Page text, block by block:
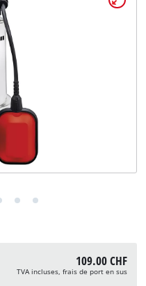
109.00 CHF
TVA incluses, frais de port en sus